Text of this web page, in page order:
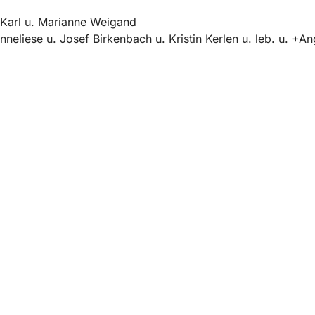
u. Marianne Weigand
u. Josef Birkenbach u. Kristin Kerlen u. leb. u.